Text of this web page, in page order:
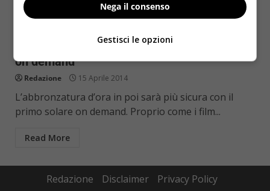
Notizie
Abbronzatura più sicura con il primo solare
on demand
Redazione 15 Aprile 2014
L’abbronzatura d’ora in poi sarà più sicura con il
primo solare on demand. Proprio come i film...
Read More
Redazione Disclaimer Privacy Policy
Nega il consenso
Gestisci le opzioni